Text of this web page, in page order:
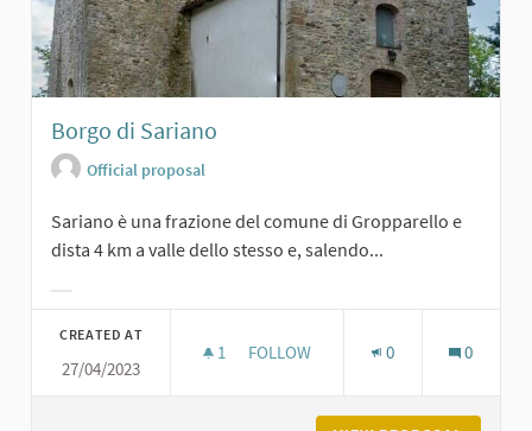
Borgo di Sariano
Official proposal
Sariano è una frazione del comune di Gropparello e
dista 4 km a valle dello stesso e, salendo...
CREATED AT
27/04/2023
1 1 FOLLOWER
FOLLOW 0 0